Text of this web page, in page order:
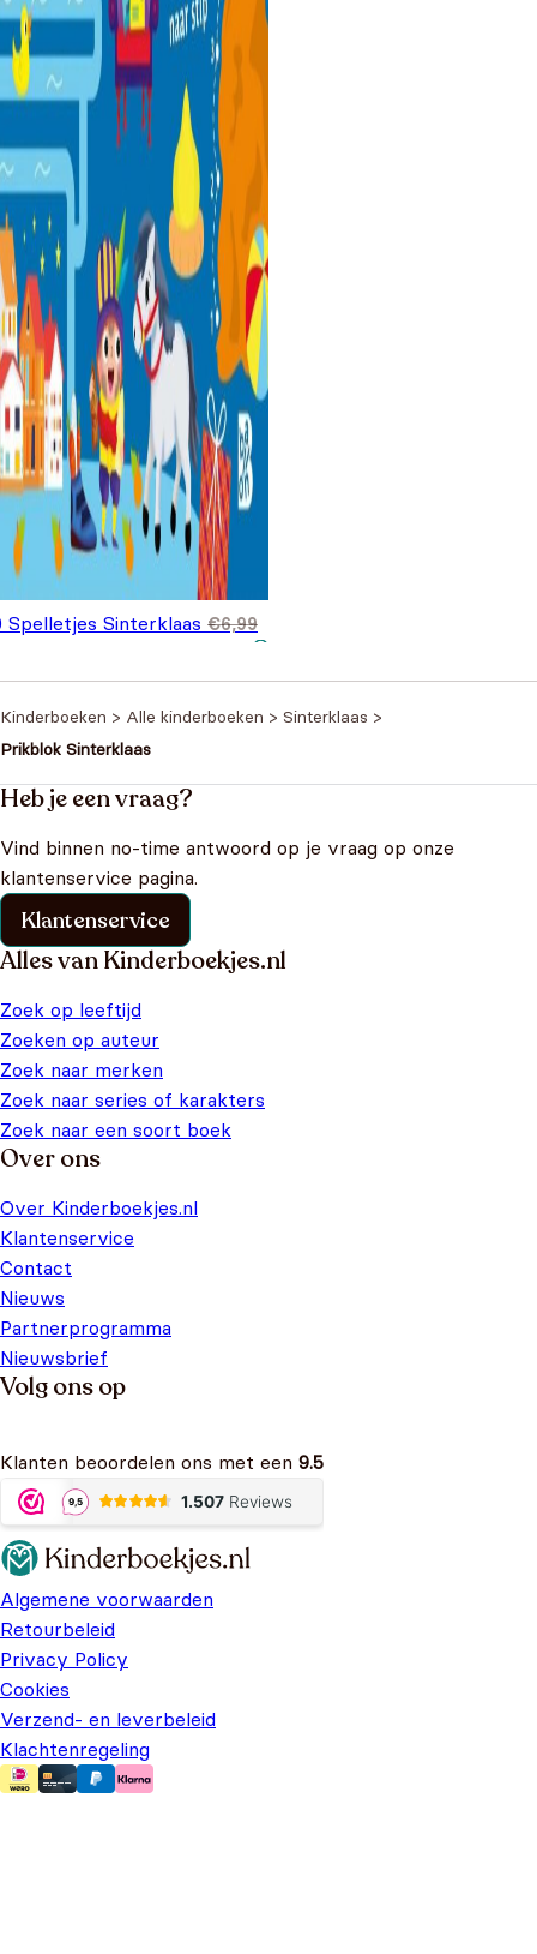
Spelletjes Sinterklaas €6,99
Kinderboeken > Alle kinderboeken > Sinterklaas >
Prikblok Sinterklaas
Heb je een vraag?
Vind binnen no-time antwoord op je vraag op onze
klantenservice pagina.
Klantenservice
Alles van Kinderboekjes.nl
Zoek op leeftijd
Zoeken op auteur
Zoek naar merken
Zoek naar series of karakters
Zoek naar een soort boek
Over ons
Over Kinderboekjes.nl
Klantenservice
Contact
Nieuws
Partnerprogramma
Nieuwsbrief
Volg ons op
Klanten beoordelen ons met een 9.5
Algemene voorwaarden
Retourbeleid
Privacy Policy
Cookies
Verzend- en leverbeleid
Klachtenregeling